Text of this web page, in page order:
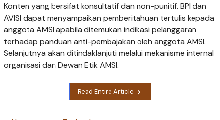
Konten yang bersifat konsultatif dan non-punitif. BPI dan
AVISI dapat menyampaikan pemberitahuan tertulis kepada
anggota AMSI apabila ditemukan indikasi pelanggaran
terhadap panduan anti-pembajakan oleh anggota AMSI.
Selanjutnya akan ditindaklanjuti melalui mekanisme internal
organisasi dan Dewan Etik AMSI.
Read Entire Article